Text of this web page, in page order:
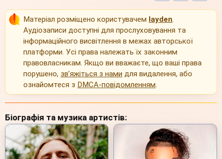
Матеріал розміщено користувачем layden.
Аудіозаписи доступні для прослуховування та
інформаційного висвітлення в межах авторської
платформи. Усі права належать їх законним
правовласникам. Якщо ви вважаєте, що ваші права
порушено, зв’яжіться з нами для видалення, або
ознайомтеся з DMCA-повідомленням.
Біографія та музика артистів: